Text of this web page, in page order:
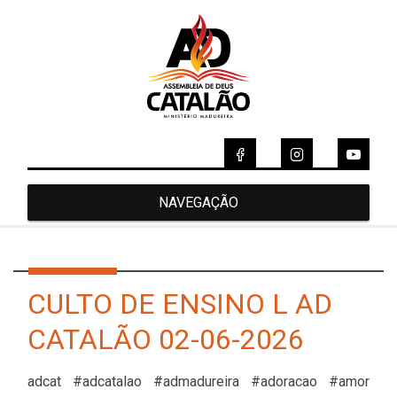
NAVEGAÇÃO
CULTO DE ENSINO L AD
CATALÃO 02-06-2026
adcat #adcatalao #admadureira #adoracao #amor